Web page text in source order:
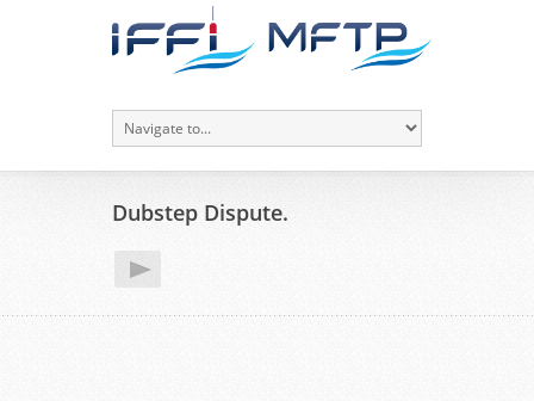
Dubstep Dispute.